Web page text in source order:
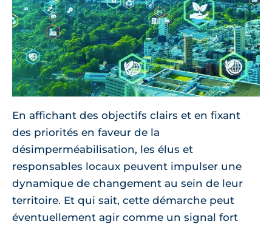
En affichant des objectifs clairs et en fixant
des priorités en faveur de la
désimperméabilisation, les élus et
responsables locaux peuvent impulser une
dynamique de changement au sein de leur
territoire. Et qui sait, cette démarche peut
éventuellement agir comme un signal fort